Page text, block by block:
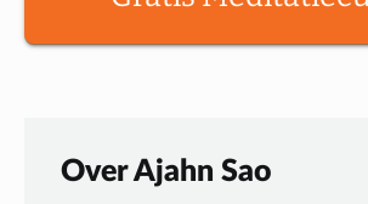
Over Ajahn Sao